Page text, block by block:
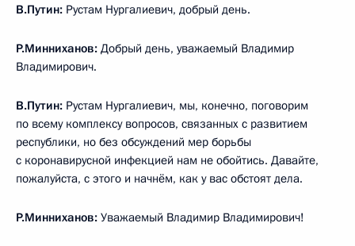
В.Путин: Рустам Нургалиевич, добрый день.
Р.Минниханов: Добрый день, уважаемый Владимир
Владимирович.
В.Путин: Рустам Нургалиевич, мы, конечно, поговорим
по всему комплексу вопросов, связанных с развитием
республики, но без обсуждений мер борьбы
с коронавирусной инфекцией нам не обойтись. Давайте,
пожалуйста, с этого и начнём, как у вас обстоят дела.
Р.Минниханов: Уважаемый Владимир Владимирович!